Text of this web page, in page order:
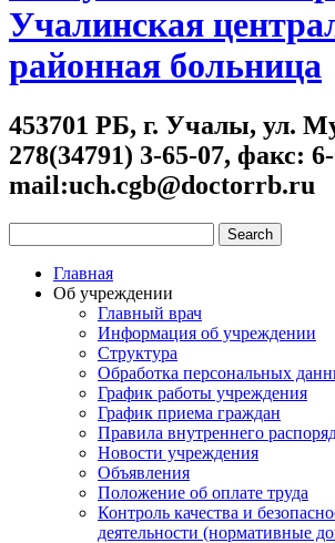
Учалинская
районная больница
453701 РБ, г. Учалы, ул.
278(34791) 3-65-07, факс:
mail:uch.cgb@doctorrb.ru
Главная
Об учреждении
Главный врач
Информация об учреждении
Структура
Обработка персональных
График работы учреждения
График приема граждан
Правила внутреннего
Новости учреждения
Объявления
Положение об оплате труда
Контроль качества и
деятельности (нормативные